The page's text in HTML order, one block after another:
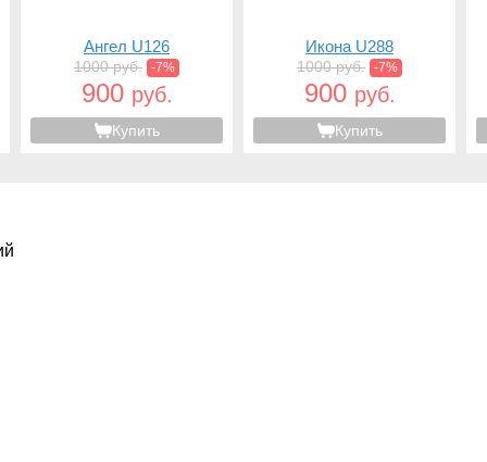
Ангел U126
1000 руб. -7%
900 руб.
Купить
Икона U288
1000 руб. -7%
900 руб.
Купить